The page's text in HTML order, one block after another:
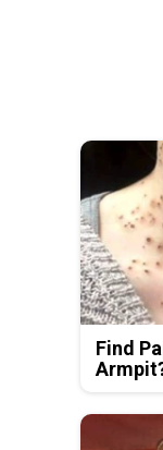
Find